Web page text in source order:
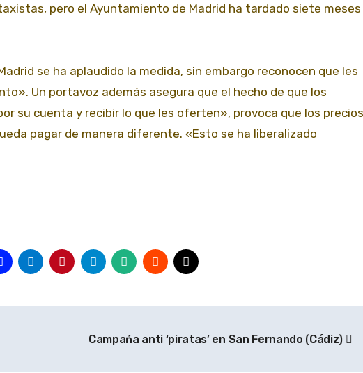
pero el Ayuntamiento de Madrid ha tardado siete meses
se ha aplaudido la medida, sin embargo reconocen que les
Un portavoz además asegura que el hecho de que los
su cuenta y recibir lo que les oferten», provoca que los precios
pagar de manera diferente. «Esto se ha liberalizado
Campańa anti ‘piratas’ en San Fernando (Cádiz)